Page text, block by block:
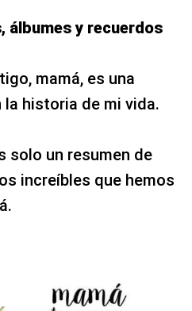
álbumes y recuerdos
mamá, es una
la historia de mi vida.
solo un resumen de
increíbles que hemos